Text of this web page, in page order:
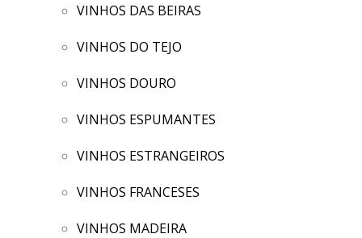
VINHOS DAS BEIRAS
VINHOS DO TEJO
VINHOS DOURO
VINHOS ESPUMANTES
VINHOS ESTRANGEIROS
VINHOS FRANCESES
VINHOS MADEIRA